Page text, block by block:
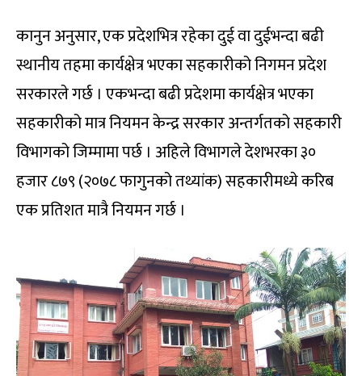
कानुन अनुसार, एक प्रदेशभित्र रहेका दुई वा दुईभन्दा बढी
स्थानीय तहमा कार्यक्षेत्र भएका सहकारीको निगमन प्रदेश
सरकारले गर्छ । एकभन्दा बढी प्रदेशमा कार्यक्षेत्र भएका
सहकारीको मात्र नियमन केन्द्र सरकार अन्तर्गतको सहकारी
विभागको जिम्मामा पर्छ । अहिले विभागले देशभरका ३०
हजार ८७९ (२०७८ फागुनको तथ्यांक) सहकारीमध्ये करिब
एक प्रतिशत मात्रै नियमन गर्छ ।